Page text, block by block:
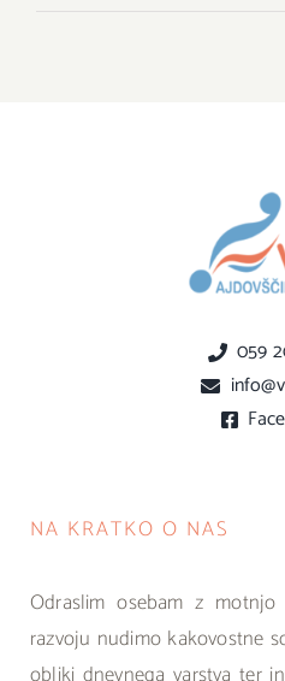
059
NA KRATKO O NAS
Odraslim osebam z
razvoju nudimo kakovostne